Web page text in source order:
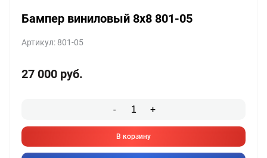
Бампер виниловый 8х8 801-05
Артикул: 801-05
27 000 руб.
- +
В корзину